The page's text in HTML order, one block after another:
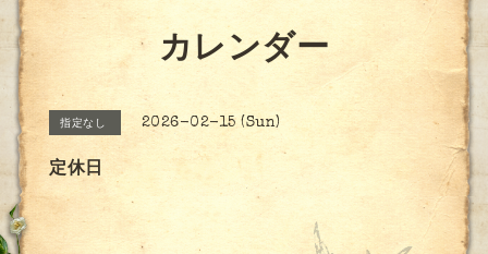
カレンダー
指定なし 2026-02-15 (Sun)
定休日